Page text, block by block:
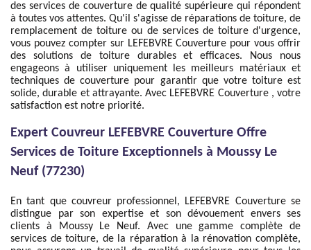
des services de couverture de qualité supérieure qui répondent
à toutes vos attentes. Qu'il s'agisse de réparations de toiture, de
remplacement de toiture ou de services de toiture d'urgence,
vous pouvez compter sur LEFEBVRE Couverture pour vous offrir
des solutions de toiture durables et efficaces. Nous nous
engageons à utiliser uniquement les meilleurs matériaux et
techniques de couverture pour garantir que votre toiture est
solide, durable et attrayante. Avec LEFEBVRE Couverture , votre
satisfaction est notre priorité.
Expert Couvreur LEFEBVRE Couverture Offre
Services de Toiture Exceptionnels à Moussy Le
Neuf (77230)
En tant que couvreur professionnel, LEFEBVRE Couverture se
distingue par son expertise et son dévouement envers ses
clients à Moussy Le Neuf. Avec une gamme complète de
services de toiture, de la réparation à la rénovation complète,